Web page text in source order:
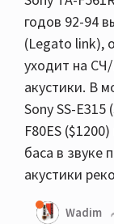
годов 92-94
(Legato link),
уходит на
акустики. В
Sony SS-
F80ES
баса в звуке
акустики
Wadim